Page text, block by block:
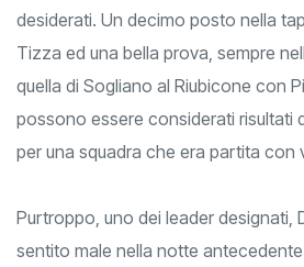
desiderati. Un decimo posto nella
Tizza ed una bella prova, sempre
quella di Sogliano al Riubicone con
possono essere considerati risultati
per una squadra che era partita con
Purtroppo, uno dei leader designati,
sentito male nella notte